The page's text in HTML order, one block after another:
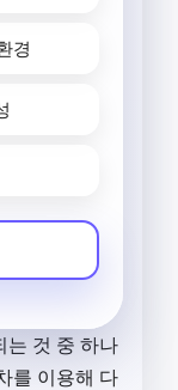
경
는 것 중 하나
를 이용해 다